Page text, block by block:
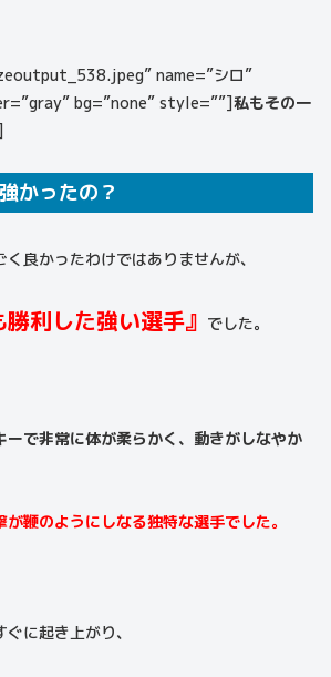
name=”シロ”
bg=”none” style=””]私もその一
かったの？
良かったわけではありませんが、
勝利した強い選手』 でした。
ーで非常に体が柔らかく、動きがしなやか
が鞭のようにしなる独特な選手でした。
に起き上がり、